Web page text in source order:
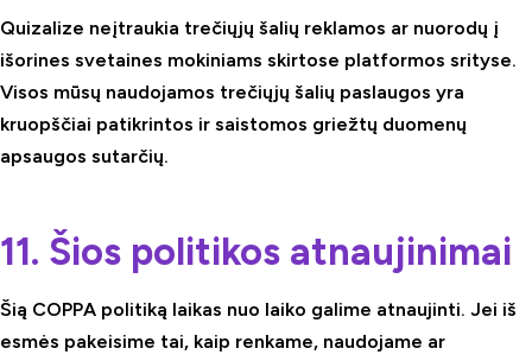
Quizalize neįtraukia trečiųjų šalių reklamos ar nuorodų į
išorines svetaines mokiniams skirtose platformos srityse.
Visos mūsų naudojamos trečiųjų šalių paslaugos yra
kruopščiai patikrintos ir saistomos griežtų duomenų
apsaugos sutarčių.
11. Šios politikos atnaujinimai
Šią COPPA politiką laikas nuo laiko galime atnaujinti. Jei iš
esmės pakeisime tai, kaip renkame, naudojame ar